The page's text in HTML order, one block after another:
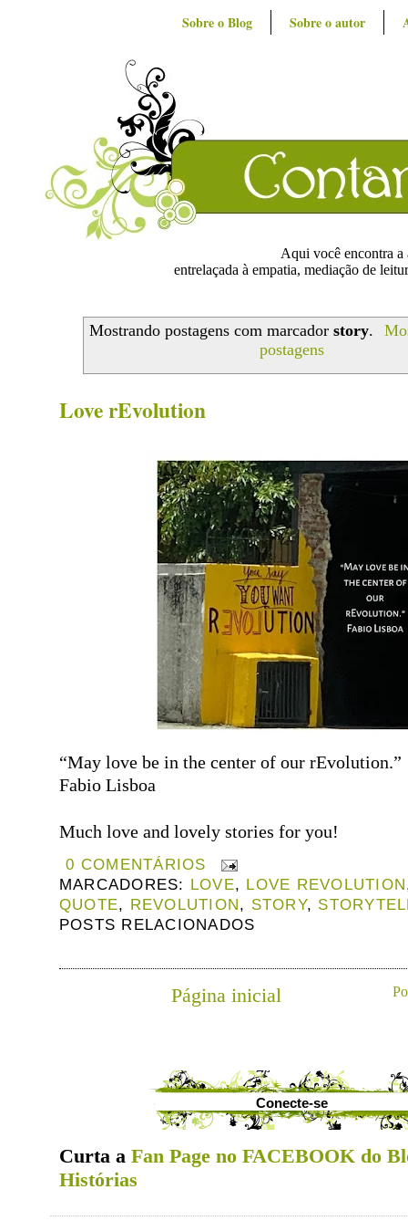
Sobre o Blog Sobre o autor
Aqui você encontra
entrelaçada à empatia, mediação de
Mostrando postagens com marcador story.
postagens
Love rEvolution
“May love be in the center of our rEvolution.”
Fabio Lisboa
Much love and lovely stories for you!
0 COMENTÁRIOS
MARCADORES: LOVE, LOVE REVOLUTION
QUOTE, REVOLUTION, STORY,
POSTS RELACIONADOS
Página inicial
Conecte-se
Curta a Fan Page no FACEBOOK do
Histórias